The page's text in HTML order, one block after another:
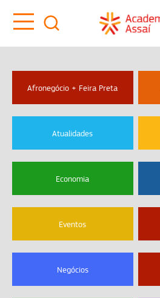
Afronegócio + Feira Preta
Atualidades
Economia
Eventos
Negócios